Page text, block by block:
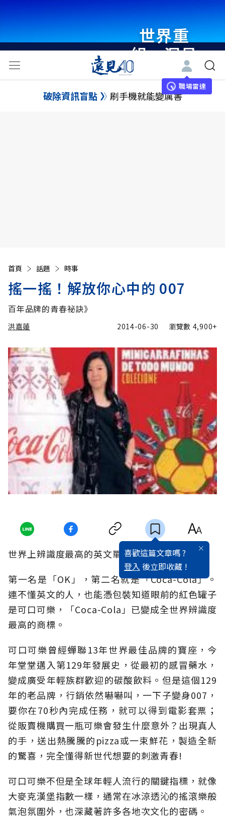
世界重
組・洞見
未來 與
世界領袖
職場雷達
破除資訊盲點 刷手機就能變厲害
首頁 話題 時事
搖一搖！解放你心中的 007
百年品牌的青春祕訣》
洪嘉蓮 2014-06-30 瀏覽數 4,900+
喜歡這篇文章嗎 ?
登入 後立即收藏 !
世界上辨識度最高的英文單字是什麼？
第一名是「OK」，第二名就是「Coca-Cola」。
連不懂英文的人，也能憑包裝知道眼前的紅色罐子
是可口可樂，「Coca-Cola」已變成全世界辨識度
最高的商標。
可口可樂曾經蟬聯13年世界最佳品牌的寶座，今
年堂堂邁入第129年發展史，從最初的感冒藥水，
變成廣受年輕族群歡迎的碳酸飲料。但是這個129
年的老品牌，行銷依然嚇嚇叫，一下子變身007，
要你在70秒內完成任務，就可以得到電影套票；
從販賣機購買一瓶可樂會發生什麼意外？出現真人
的手，送出熱騰騰的pizza或一束鮮花，製造全新
的驚喜，完全懂得新世代想要的刺激青春!
可口可樂不但是全球年輕人流行的關鍵指標，就像
大麥克漢堡指數一樣，通常在冰涼透沁的搖滾樂般
氣泡氛圍外，也深藏著許多各地次文化的密碼。